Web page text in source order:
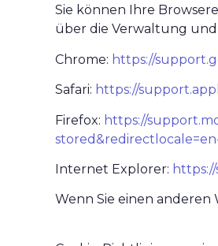
Sie können Ihre
über die Verwaltung und
Chrome: https://
Safari: https://
Firefox: https://
Internet Explorer:
Wenn Sie einen